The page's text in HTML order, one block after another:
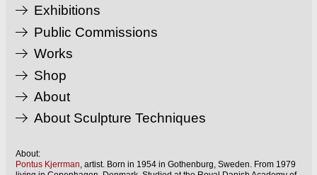
Exhibitions
Public Commissions
Works
Shop
About
About Sculpture Techniques
About:
Pontus Kjerrman, artist. Born in 1954 in Gothenburg, Sweden. From 1979